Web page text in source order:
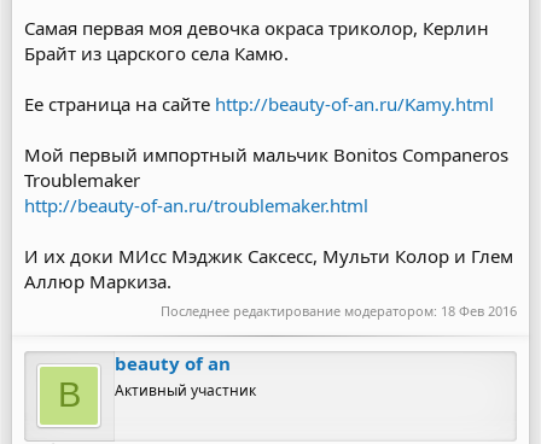
Самая первая моя девочка окраса триколор, Керлин
Брайт из царского села Камю.
Ее страница на сайте http://beauty-of-an.ru/Kamy.html
Мой первый импортный мальчик Bonitos Companeros
Troublemaker
http://beauty-of-an.ru/troublemaker.html
И их доки МИсс Мэджик Саксесс, Мульти Колор и Глем
Аллюр Маркиза.
Последнее редактирование модератором: 18 Фев 2016
B
beauty of an
Активный участник